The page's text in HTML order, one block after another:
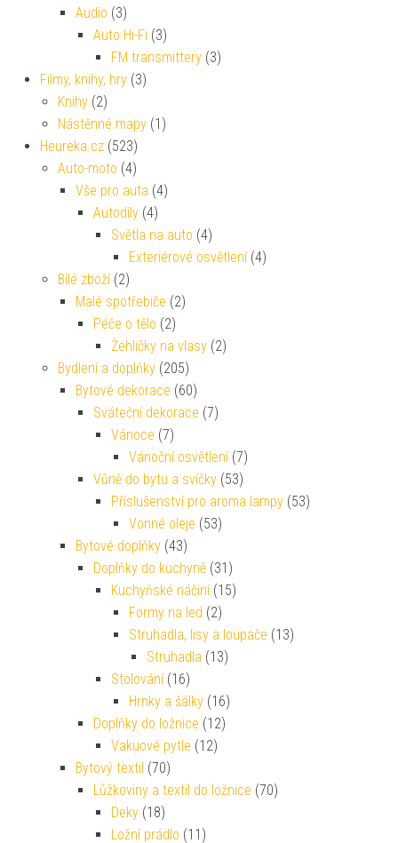
Audio (3)
Auto Hi-Fi (3)
FM transmittery (3)
Filmy, knihy, hry (3)
Knihy (2)
Nástěnné mapy (1)
Heureka.cz (523)
Auto-moto (4)
Vše pro auta (4)
Autodíly (4)
Světla na auto (4)
Exteriérové osvětlení (4)
Bílé zboží (2)
Malé spotřebiče (2)
Péče o tělo (2)
Žehličky na vlasy (2)
Bydlení a doplňky (205)
Bytové dekorace (60)
Sváteční dekorace (7)
Vánoce (7)
Vánoční osvětlení (7)
Vůně do bytu a svíčky (53)
Příslušenství pro aroma lampy (53)
Vonné oleje (53)
Bytové doplňky (43)
Doplňky do kuchyně (31)
Kuchyňské náčiní (15)
Formy na led (2)
Struhadla, lisy a loupače (13)
Struhadla (13)
Stolování (16)
Hrnky a šálky (16)
Doplňky do ložnice (12)
Vakuové pytle (12)
Bytový textil (70)
Lůžkoviny a textil do ložnice (70)
Deky (18)
Ložní prádlo (11)